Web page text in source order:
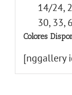
14/24,
30, 33,
Colores
[nggallery